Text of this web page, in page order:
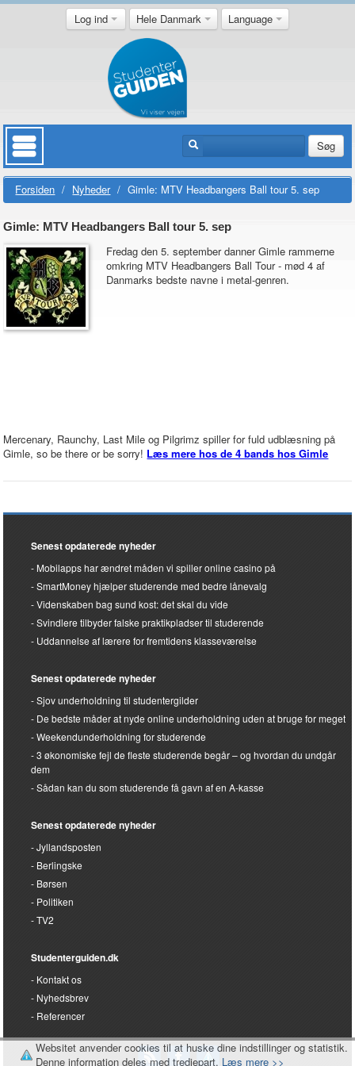
Log ind Hele Danmark Language
Søg
Forsiden / Nyheder / Gimle: MTV Headbangers Ball tour 5. sep
Gimle: MTV Headbangers Ball tour 5. sep
Fredag den 5. september danner Gimle rammerne
omkring MTV Headbangers Ball Tour - mød 4 af
Danmarks bedste navne i metal-genren.
Mercenary, Raunchy, Last Mile og Pilgrimz spiller for fuld udblæsning på
Gimle, so be there or be sorry! Læs mere hos de 4 bands hos Gimle
Senest opdaterede nyheder
Mobilapps har ændret måden vi spiller online casino på
SmartMoney hjælper studerende med bedre lånevalg
Videnskaben bag sund kost: det skal du vide
Svindlere tilbyder falske praktikpladser til studerende
Uddannelse af lærere for fremtidens klasseværelse
Senest opdaterede nyheder
Sjov underholdning til studentergilder
De bedste måder at nyde online underholdning uden at bruge for meget
Weekendunderholdning for studerende
3 økonomiske fejl de fleste studerende begår – og hvordan du undgår
dem
Sådan kan du som studerende få gavn af en A-kasse
Senest opdaterede nyheder
Jyllandsposten
Berlingske
Børsen
Politiken
TV2
Studenterguiden.dk
Kontakt os
Nyhedsbrev
Referencer
Websitet anvender cookies til at huske dine indstillinger og statistik.
Denne information deles med tredjepart. Læs mere >>